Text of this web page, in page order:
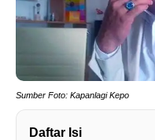
Sumber Foto: Kapanlagi Kepo
Daftar Isi